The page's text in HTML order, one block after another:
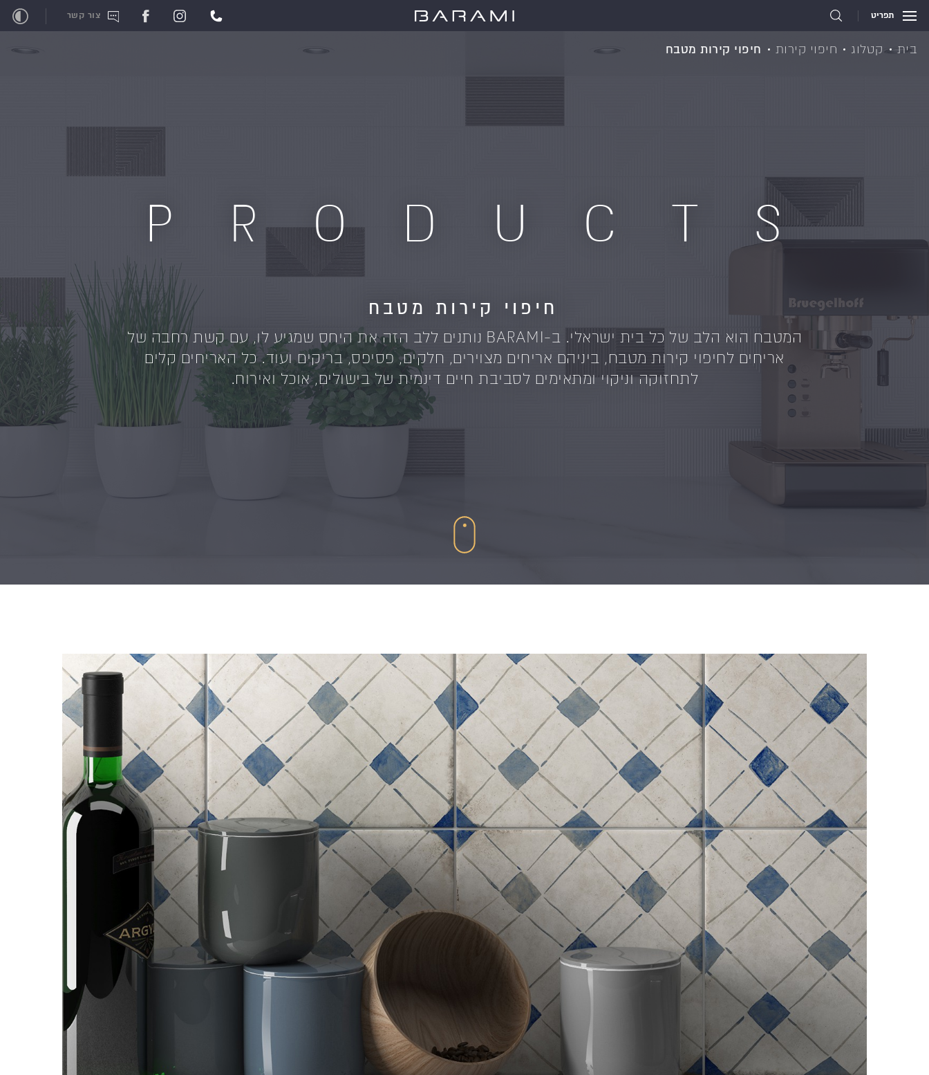
תפריט צור קשר
PRODUCTS
חיפוי קירות מטבח
המטבח הוא הלב של כל בית ישראלי. ב-BARAMI נותנים ללב הזה את היחס שמגיע לו, עם קשת רחבה של
אריחים לחיפוי קירות מטבח, ביניהם אריחים מצוירים, חלקים, פסיפס, בריקים ועוד. כל האריחים קלים
לתחזוקה וניקוי ומתאימים לסביבת חיים דינמית של בישולים, אוכל ואירוח.
בית קטלוג חיפוי קירות חיפוי קירות מטבח